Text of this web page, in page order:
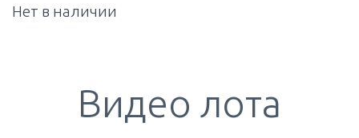
Нет в наличии
Видео лота